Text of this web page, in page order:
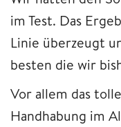
im Test. Das
Linie überzeugt
besten die wir
Vor allem das
Handhabung im